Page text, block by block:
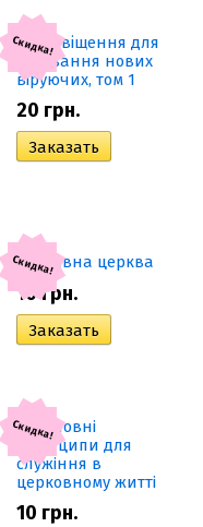
Скидка!
20 грн.
Скидка!
10грн.
Скидка!
10 грн.